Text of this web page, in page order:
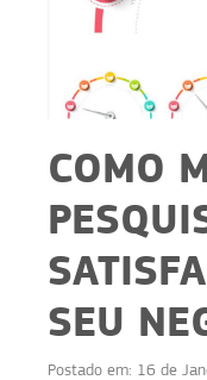
COMO
SEU
Postado em: 16 de